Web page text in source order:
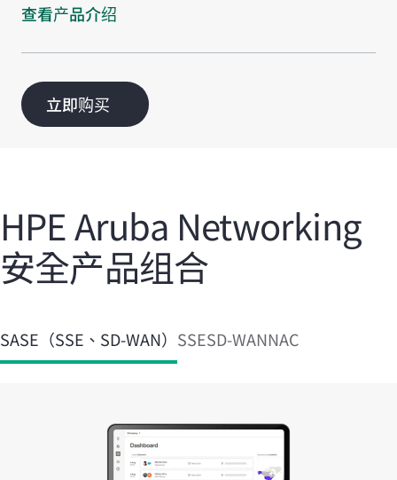
查看产品介绍
立即购买
HPE Aruba Networking
安全产品组合
SASE（SSE、SD-WAN） SSESD-WANNAC